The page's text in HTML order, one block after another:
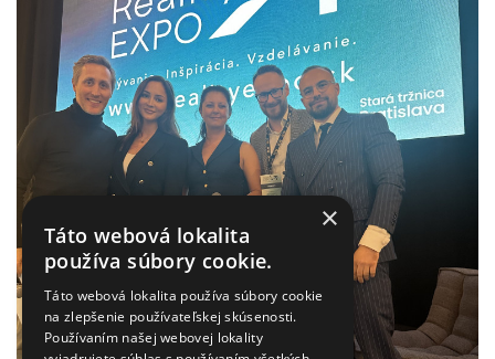
×
Táto webová lokalita
používa súbory cookie.
Táto webová lokalita používa súbory cookie
na zlepšenie používateľskej skúsenosti.
Používaním našej webovej lokality